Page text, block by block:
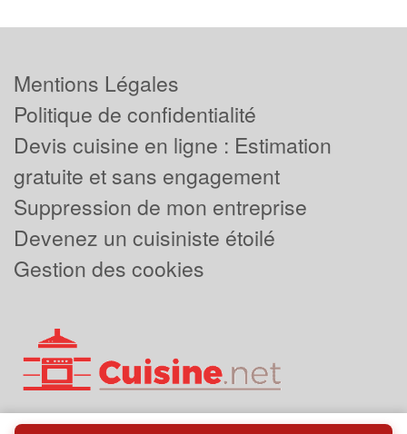
Mentions Légales
Politique de confidentialité
Devis cuisine en ligne : Estimation
gratuite et sans engagement
Suppression de mon entreprise
Devenez un cuisiniste étoilé
Gestion des cookies